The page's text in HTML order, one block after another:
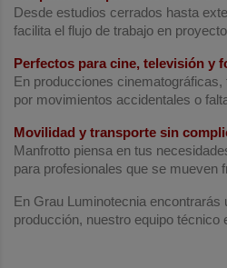
Desde estudios cerrados hasta
facilita el flujo de trabajo en
Perfectos para cine, televisión y
En producciones
por movimientos accidentales o
Movilidad y transporte sin
Manfrotto piensa en tus
para profesionales que se mueven
En Grau Luminotecnia
producción, nuestro equipo técnico